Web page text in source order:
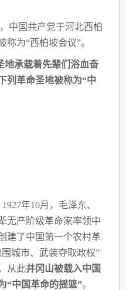
中国共产党于河北西柏
称为“西柏坡会议”。
地承载着先辈们浴血奋
列革命圣地被称为“中
年10月，毛泽东、
无产阶级革命家率领中
建了中国第一个农村革
城市、武装夺取政权”
从此井冈山被载入中国
“中国革命的摇篮”。